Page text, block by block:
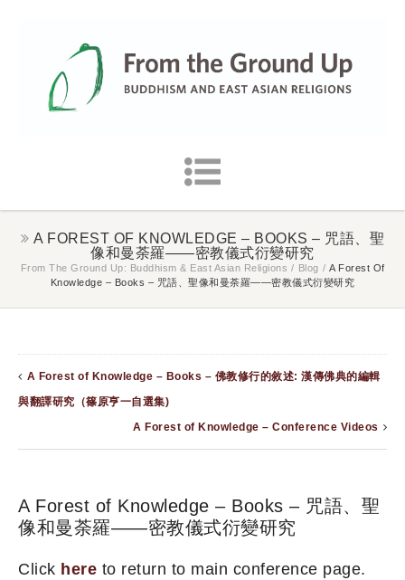
A FOREST OF KNOWLEDGE – BOOKS – 咒語、聖
像和曼荼羅——密教儀式衍變研究
From The Ground Up: Buddhism & East Asian Religions / Blog / A Forest Of
Knowledge – Books – 咒語、聖像和曼荼羅——密教儀式衍變研究
A Forest of Knowledge – Books – 佛教修行的敘述: 漢傳佛典的編輯
與翻譯研究（篠原亨一自選集)
A Forest of Knowledge – Conference Videos
A Forest of Knowledge – Books – 咒語、聖
像和曼荼羅——密教儀式衍變研究
Click here to return to main conference page.